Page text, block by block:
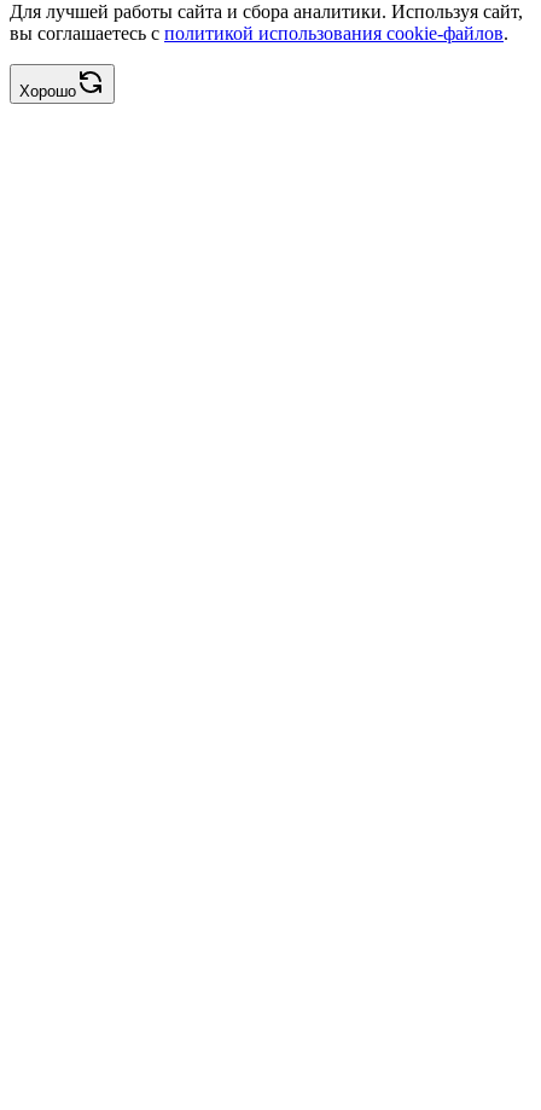
Для лучшей работы сайта и сбора аналитики. Используя сайт,
вы соглашаетесь с политикой использования cookie-файлов.
Хорошо